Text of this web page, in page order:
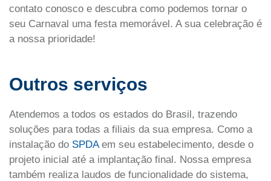
contato conosco e descubra como podemos tornar o
seu Carnaval uma festa memorável. A sua celebração é
a nossa prioridade!
Outros serviços
Atendemos a todos os estados do Brasil, trazendo
soluções para todas a filiais da sua empresa. Como a
instalação do SPDA em seu estabelecimento, desde o
projeto inicial até a implantação final. Nossa empresa
também realiza laudos de funcionalidade do sistema,